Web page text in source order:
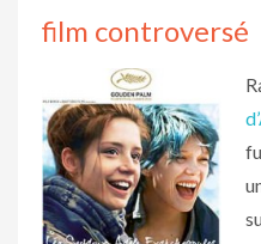
film controversé